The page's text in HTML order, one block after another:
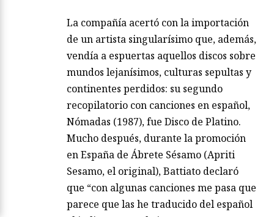
La compañía acertó con la importación
de un artista singularísimo que, además,
vendía a espuertas aquellos discos sobre
mundos lejanísimos, culturas sepultas y
continentes perdidos: su segundo
recopilatorio con canciones en español,
Nómadas (1987), fue Disco de Platino.
Mucho después, durante la promoción
en España de Ábrete Sésamo (Apriti
Sesamo, el original), Battiato declaró
que “con algunas canciones me pasa que
parece que las he traducido del español